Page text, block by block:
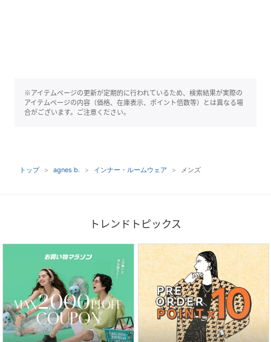
※アイテムページの更新が定期的に行われているため、検索結果が実際の
アイテムページの内容（価格、在庫表示、ポイント倍数等）とは異なる場
合がございます。ご注意ください。
トップ agnes b. インナー・ルームウェア メンズ
トレンドトピックス